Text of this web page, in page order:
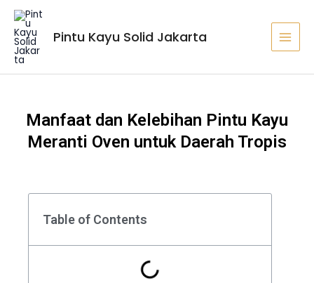
Lewati
konten
Pintu Kayu Solid Jakarta
Manfaat dan Kelebihan Pintu Kayu
Meranti Oven untuk Daerah Tropis
Table of Contents